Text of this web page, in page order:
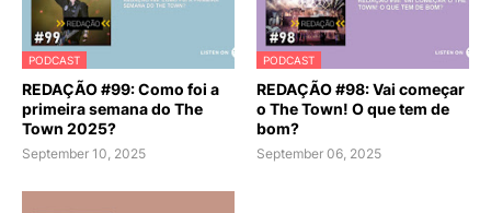
PODCAST
REDAÇÃO #99: Como foi a
primeira semana do The
Town 2025?
September 10, 2025
PODCAST
REDAÇÃO #98: Vai começar
o The Town! O que tem de
bom?
September 06, 2025